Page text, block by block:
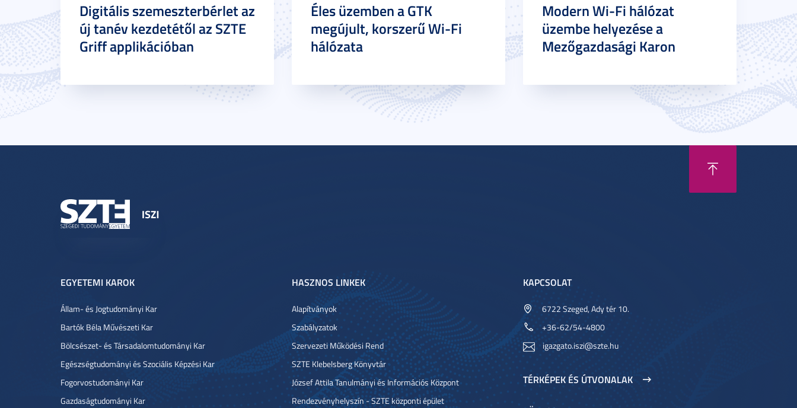
Digitális szemeszterbérlet az
új tanév kezdetétől az SZTE
Griff applikációban
Éles üzemben a GTK
megújult, korszerű Wi-Fi
hálózata
Modern Wi-Fi hálózat
üzembe helyezése a
Mezőgazdasági Karon
EGYETEMI KAROK
Állam- és Jogtudományi Kar
Bartók Béla Művészeti Kar
Bölcsészet- és Társadalomtudományi Kar
Egészségtudományi és Szociális Képzési Kar
Fogorvostudományi Kar
Gazdaságtudományi Kar
HASZNOS LINKEK
Alapítványok
Szabályzatok
Szervezeti Működési Rend
SZTE Klebelsberg Könyvtár
József Attila Tanulmányi és Információs Központ
Rendezvényhelyszín - SZTE központi épület
KAPCSOLAT
6722 Szeged, Ady tér 10.
+36-62/54-4800
igazgato.iszi@szte.hu
TÉRKÉPEK ÉS ÚTVONALAK